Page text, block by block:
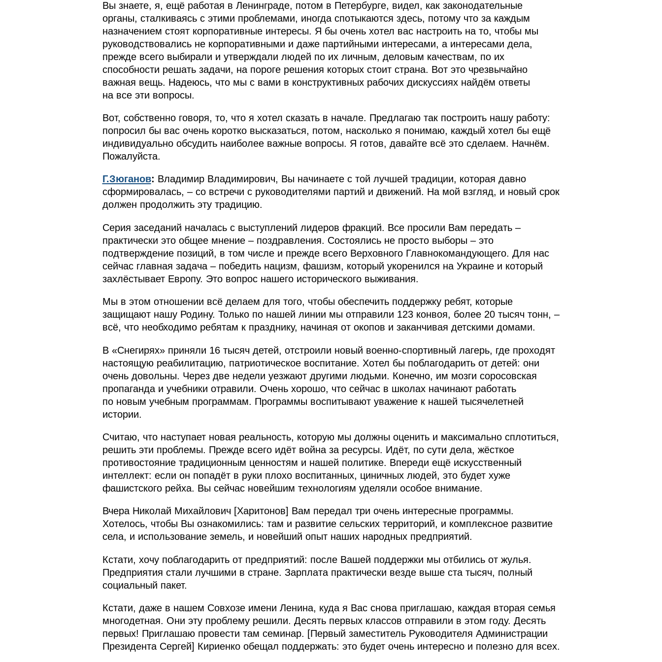
Вы знаете, я, ещё работая в Ленинграде, потом в Петербурге, видел, как законодательные
органы, сталкиваясь с этими проблемами, иногда спотыкаются здесь, потому что за каждым
назначением стоят корпоративные интересы. Я бы очень хотел вас настроить на то, чтобы мы
руководствовались не корпоративными и даже партийными интересами, а интересами дела,
прежде всего выбирали и утверждали людей по их личным, деловым качествам, по их
способности решать задачи, на пороге решения которых стоит страна. Вот это чрезвычайно
важная вещь. Надеюсь, что мы с вами в конструктивных рабочих дискуссиях найдём ответы
на все эти вопросы.
Вот, собственно говоря, то, что я хотел сказать в начале. Предлагаю так построить нашу работу:
попросил бы вас очень коротко высказаться, потом, насколько я понимаю, каждый хотел бы ещё
индивидуально обсудить наиболее важные вопросы. Я готов, давайте всё это сделаем. Начнём.
Пожалуйста.
Г.Зюганов: Владимир Владимирович, Вы начинаете с той лучшей традиции, которая давно
сформировалась, – со встречи с руководителями партий и движений. На мой взгляд, и новый срок
должен продолжить эту традицию.
Серия заседаний началась с выступлений лидеров фракций. Все просили Вам передать –
практически это общее мнение – поздравления. Состоялись не просто выборы – это
подтверждение позиций, в том числе и прежде всего Верховного Главнокомандующего. Для нас
сейчас главная задача – победить нацизм, фашизм, который укоренился на Украине и который
захлёстывает Европу. Это вопрос нашего исторического выживания.
Мы в этом отношении всё делаем для того, чтобы обеспечить поддержку ребят, которые
защищают нашу Родину. Только по нашей линии мы отправили 123 конвоя, более 20 тысяч тонн, –
всё, что необходимо ребятам к празднику, начиная от окопов и заканчивая детскими домами.
В «Снегирях» приняли 16 тысяч детей, отстроили новый военно-спортивный лагерь, где проходят
настоящую реабилитацию, патриотическое воспитание. Хотел бы поблагодарить от детей: они
очень довольны. Через две недели уезжают другими людьми. Конечно, им мозги соросовская
пропаганда и учебники отравили. Очень хорошо, что сейчас в школах начинают работать
по новым учебным программам. Программы воспитывают уважение к нашей тысячелетней
истории.
Считаю, что наступает новая реальность, которую мы должны оценить и максимально сплотиться,
решить эти проблемы. Прежде всего идёт война за ресурсы. Идёт, по сути дела, жёсткое
противостояние традиционным ценностям и нашей политике. Впереди ещё искусственный
интеллект: если он попадёт в руки плохо воспитанных, циничных людей, это будет хуже
фашистского рейха. Вы сейчас новейшим технологиям уделяли особое внимание.
Вчера Николай Михайлович [Харитонов] Вам передал три очень интересные программы.
Хотелось, чтобы Вы ознакомились: там и развитие сельских территорий, и комплексное развитие
села, и использование земель, и новейший опыт наших народных предприятий.
Кстати, хочу поблагодарить от предприятий: после Вашей поддержки мы отбились от жулья.
Предприятия стали лучшими в стране. Зарплата практически везде выше ста тысяч, полный
социальный пакет.
Кстати, даже в нашем Совхозе имени Ленина, куда я Вас снова приглашаю, каждая вторая семья
многодетная. Они эту проблему решили. Десять первых классов отправили в этом году. Десять
первых! Приглашаю провести там семинар. [Первый заместитель Руководителя Администрации
Президента Сергей] Кириенко обещал поддержать: это будет очень интересно и полезно для всех.